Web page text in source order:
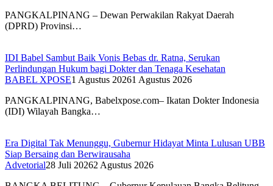
PANGKALPINANG – Dewan Perwakilan Rakyat Daerah
(DPRD) Provinsi…
IDI Babel Sambut Baik Vonis Bebas dr. Ratna, Serukan
Perlindungan Hukum bagi Dokter dan Tenaga Kesehatan
BABEL XPOSE1 Agustus 20261 Agustus 2026
PANGKALPINANG, Babelxpose.com– Ikatan Dokter Indonesia
(IDI) Wilayah Bangka…
Era Digital Tak Menunggu, Gubernur Hidayat Minta Lulusan UBB
Siap Bersaing dan Berwirausaha
Advetorial28 Juli 20262 Agustus 2026